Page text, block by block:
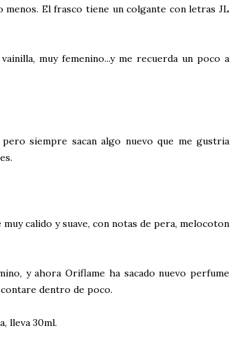
El frasco tiene un colgante con letras JL
muy femenino...y me recuerda un poco a
siempre sacan algo nuevo que me gustria
calido y suave, con notas de pera, melocoton
y ahora Oriflame ha sacado nuevo perfume
dentro de poco.
lleva 30ml.